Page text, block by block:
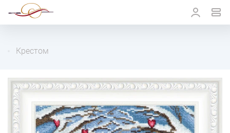
Крестом